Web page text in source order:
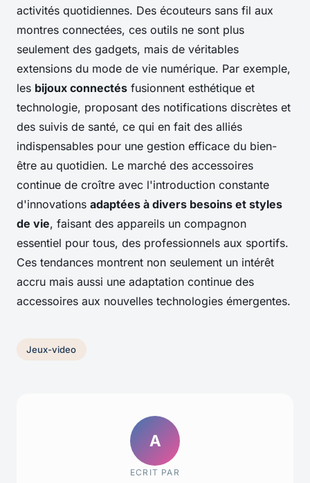
activités quotidiennes. Des écouteurs sans fil aux
montres connectées, ces outils ne sont plus
seulement des gadgets, mais de véritables
extensions du mode de vie numérique. Par exemple,
les bijoux connectés fusionnent esthétique et
technologie, proposant des notifications discrètes et
des suivis de santé, ce qui en fait des alliés
indispensables pour une gestion efficace du bien-
être au quotidien. Le marché des accessoires
continue de croître avec l'introduction constante
d'innovations adaptées à divers besoins et styles
de vie, faisant des appareils un compagnon
essentiel pour tous, des professionnels aux sportifs.
Ces tendances montrent non seulement un intérêt
accru mais aussi une adaptation continue des
accessoires aux nouvelles technologies émergentes.
Jeux-video
A
ECRIT PAR